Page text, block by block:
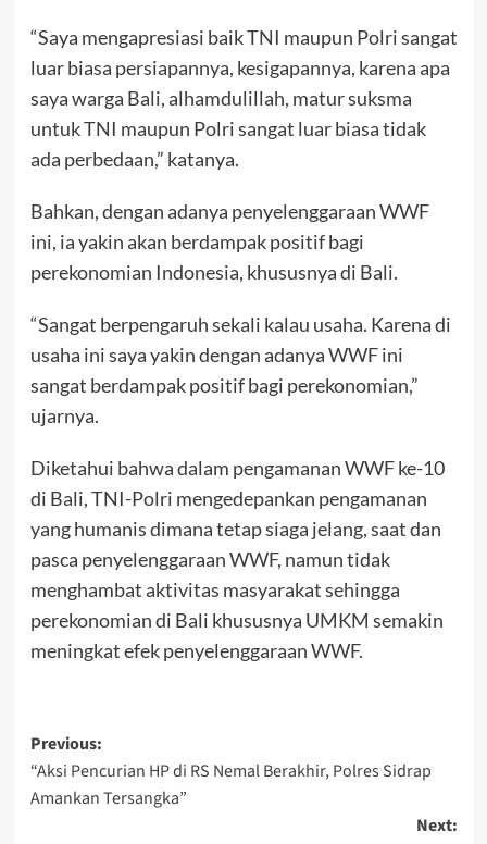
“Saya mengapresiasi baik TNI maupun Polri sangat
luar biasa persiapannya, kesigapannya, karena apa
saya warga Bali, alhamdulillah, matur suksma
untuk TNI maupun Polri sangat luar biasa tidak
ada perbedaan,” katanya.
Bahkan, dengan adanya penyelenggaraan WWF
ini, ia yakin akan berdampak positif bagi
perekonomian Indonesia, khususnya di Bali.
“Sangat berpengaruh sekali kalau usaha. Karena di
usaha ini saya yakin dengan adanya WWF ini
sangat berdampak positif bagi perekonomian,”
ujarnya.
Diketahui bahwa dalam pengamanan WWF ke-10
di Bali, TNI-Polri mengedepankan pengamanan
yang humanis dimana tetap siaga jelang, saat dan
pasca penyelenggaraan WWF, namun tidak
menghambat aktivitas masyarakat sehingga
perekonomian di Bali khususnya UMKM semakin
meningkat efek penyelenggaraan WWF.
Post
navigation
Previous:
“Aksi Pencurian HP di RS Nemal Berakhir, Polres Sidrap
Amankan Tersangka”
Next: